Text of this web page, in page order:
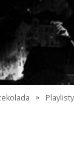
» Playlisty